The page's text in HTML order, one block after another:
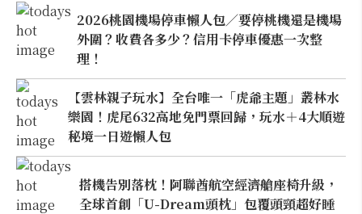
2026桃園機場停車懶人包／要停桃機還是機場
外圍？收費各多少？信用卡停車優惠一次整
理！
【雲林親子玩水】全台唯一「虎爺主題」叢林水
樂園！虎尾632高地免門票回歸，玩水＋4大順遊
秘境一日遊懶人包
搭機告別落枕！阿聯酋航空經濟艙座椅升級，
全球首創「U-Dream頭枕」包覆頭頸超好睡